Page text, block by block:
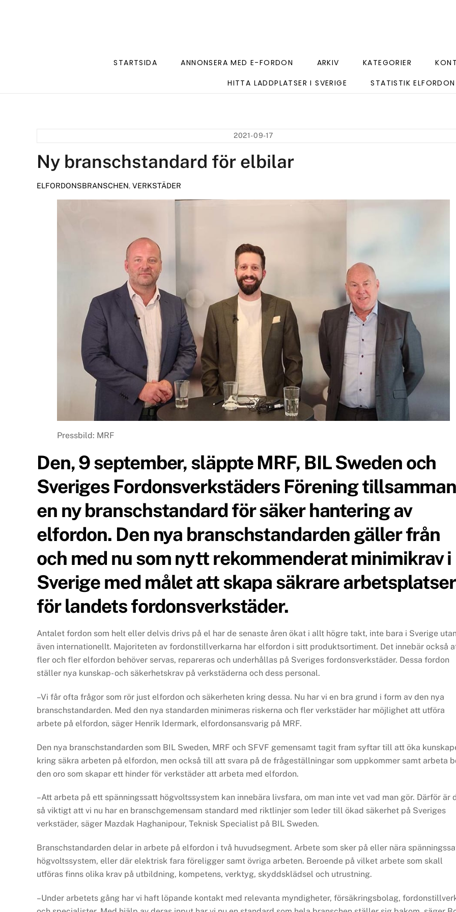
STARTSIDA ANNONSERA MED E-FORDON ARKIV KATEGORIER
HITTA LADDPLATSER I SVERIGE
STATISTIK ELFORDON
2021-09-17
Ny branschstandard för elbilar
ELFORDONSBRANSCHEN, VERKSTÄDER
Pressbild: MRF
Den, 9 september, släppte MRF, BIL Sweden och
Sveriges Fordonsverkstäders Förening
en ny branschstandard för säker hantering av
elfordon. Den nya branschstandarden gäller från
och med nu som nytt rekommenderat minimikrav i
Sverige med målet att skapa säkrare arbetsplatser
för landets fordonsverkstäder.
Antalet fordon som helt eller delvis drivs på el har de senaste åren ökat i allt högre takt, inte bara i Sverige utan
även internationellt. Majoriteten av fordonstillverkarna har elfordon i sitt produktsortiment. Det innebär också
fler och fler elfordon behöver servas, repareras och underhållas på Sveriges fordonsverkstäder. Dessa fordon
ställer nya kunskap- och säkerhetskrav på verkstäderna och dess personal.
–Vi får ofta frågor som rör just elfordon och säkerheten kring dessa. Nu har vi en bra grund i form av den nya
branschstandarden. Med den nya standarden minimeras riskerna och fler verkstäder har möjlighet att utföra
arbete på elfordon, säger Henrik Idermark, elfordonsansvarig på MRF.
Den nya branschstandarden som BIL Sweden, MRF och SFVF gemensamt tagit fram syftar till att öka
kring säkra arbeten på elfordon, men också till att svara på de frågeställningar som uppkommer samt arbeta
den oro som skapar ett hinder för verkstäder att arbeta med elfordon.
–Att arbeta på ett spänningssatt högvoltssystem kan innebära livsfara, om man inte vet vad man gör. Därför är
så viktigt att vi nu har en branschgemensam standard med riktlinjer som leder till ökad säkerhet på Sveriges
verkstäder, säger Mazdak Haghanipour, Teknisk Specialist på BIL Sweden.
Branschstandarden delar in arbete på elfordon i två huvudsegment. Arbete som sker på eller nära
högvoltssystem, eller där elektrisk fara föreligger samt övriga arbeten. Beroende på vilket arbete som skall
utföras finns olika krav på utbildning, kompetens, verktyg, skyddsklädsel och utrustning.
–Under arbetets gång har vi haft löpande kontakt med relevanta myndigheter, försäkringsbolag,